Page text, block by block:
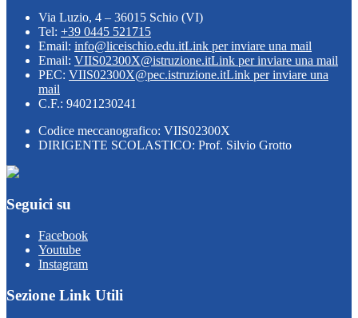
Via Luzio, 4 – 36015 Schio (VI)
Tel: +39 0445 521715
Email: info@liceischio.edu.itLink per inviare una mail
Email: VIIS02300X@istruzione.itLink per inviare una mail
PEC: VIIS02300X@pec.istruzione.itLink per inviare una
mail
C.F.: 94021230241
Codice meccanografico: VIIS02300X
DIRIGENTE SCOLASTICO: Prof. Silvio Grotto
Seguici su
Facebook
Youtube
Instagram
Sezione Link Utili